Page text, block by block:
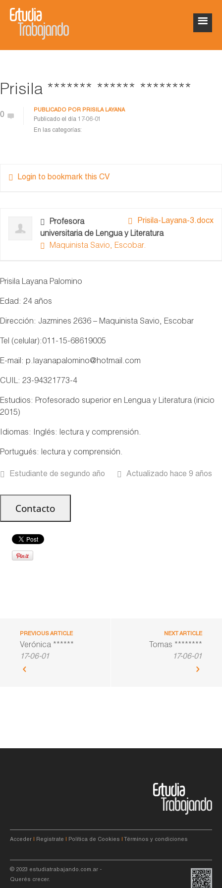
Prisila ******* ****** ********
0
PUBLICADO POR PRISILA LAYANA
Publicado el día 17-06-01
En las categorías:
Login to bookmark this CV
Prisila-Layana-3.docx
Profesora
universitaria de Lengua y Literatura
Maquinista Savio, Escobar.
Prisila Layana Palomino
Edad: 24 años
Dirección: Jazmines 2636 – Maquinista Savio, Escobar
Tel (celular):011-15-68619005
E-mail: p.layanapalomino@hotmail.com
CUIL: 23-94321773-4
Estudios: Profesorado superior en Lengua y Literatura (inicio
2015)
Idiomas: Inglés: lectura y comprensión.
Portugués: lectura y comprensión.
Estudiante de segundo año Actualizado hace 9 años
PREVIOUS ARTICLE
Verónica ******
17-06-01
NEXT ARTICLE
Tomas ********
17-06-01
Acceder Registrate Política de Cookies Términos y condiciones
© 2023 estudiatrabajando.com.ar -
Querés crecer.